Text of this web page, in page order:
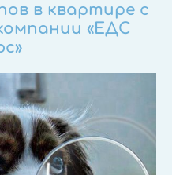
в квартире с
«ЕДС